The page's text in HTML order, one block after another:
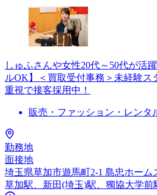
しゅふさんや女性20代～50代が活
ルOK】＜買取受付事務＞未経験ス
重視で接客採用中！
販売・ファッション・レンタ
勤務地
面接地
埼玉県草加市遊馬町2-1 島忠ホーム
草加駅、新田(埼玉)駅、獨協大学前